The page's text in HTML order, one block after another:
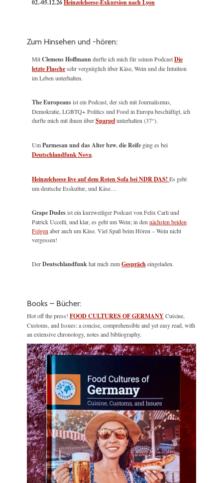
02.-05.12.26Heinzelcheese-Exkursion nach Lyon
Zum Hinsehen und -hören:
MitClemens Hoffmanndurfte ich mich für seinen PodcastDie
letzte Flaschesehr vergnüglich über Käse, Wein und die Intuition
im Leben unterhalten.
The Europeansist ein Podcast, der sich mit Journalismus,
Demokratie, LGBTQ+ Politics und Food in Europa beschäftigt, ich
durfte mich mit ihnen überSpargelunterhalten (37“).
UmParmesan und das Alter bzw. die Reife ging es bei
Deutschlandfunk Nova.
Heinzelcheese live auf dem Roten Sofa bei NDR DAS! Es geht
um deutsche Esskultur, und Käse…
Grape Dudesist ein kurzweiliger Podcast von Felix Carli und
Patrick Uccelli, und klar, es geht um Wein; in den nächsten beiden
Folgen aber auch um Käse. Viel Spaß beim Hören – Wein nicht
vergessen!
DerDeutschlandfunkhat mich zumGesprächeingeladen.
Books – Bücher:
Hot off the press! FOOD CULTURES OF GERMANYCuisine,
Customs, and Issues: a concise, comprehensible and yet easy read, with
an extensive chronology, notes and bibliography.